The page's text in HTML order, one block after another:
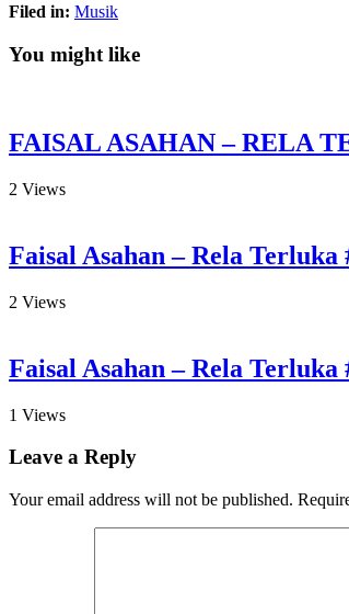
Filed in: Musik
You might like
FAISAL ASAHAN – RELA
2 Views
Faisal Asahan – Rela
2 Views
Faisal Asahan – Rela
1 Views
Leave a Reply
Your email address will not be published.